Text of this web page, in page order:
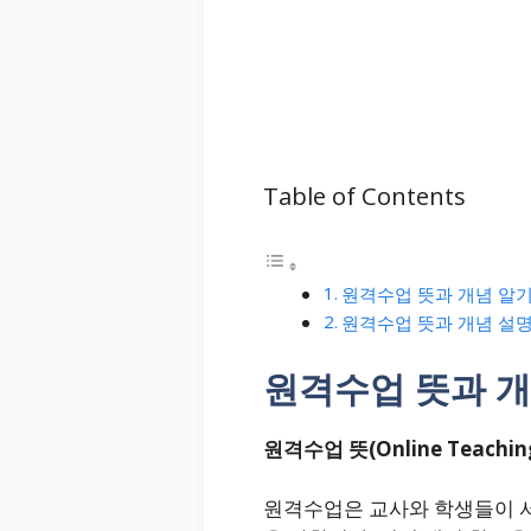
Table of Contents
원격수업 뜻과 개념 알
원격수업 뜻과 개념 설
원격수업 뜻과
원격수업 뜻(Online
원격수업은 교사와 학생들이